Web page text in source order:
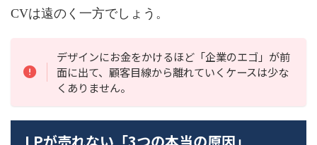
CVは遠のく一方でしょう。
デザインにお金をかけるほど「企業のエゴ」が前
面に出て、顧客目線から離れていくケースは少な
くありません。
LPが売れない「3つの本当の原因」